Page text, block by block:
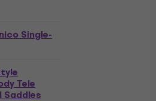
Single-
Tele
Saddles